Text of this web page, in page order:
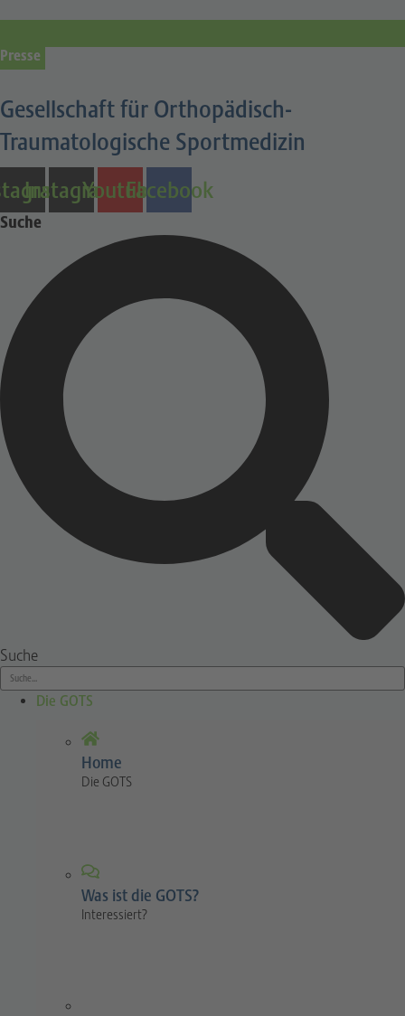
Presse
Gesellschaft für Orthopädisch-
Traumatologische Sportmedizin
InstagramYoutubeFacebook
Suche
Suche
Die GOTS
Home
Die GOTS
Was ist die GOTS?
Interessiert?